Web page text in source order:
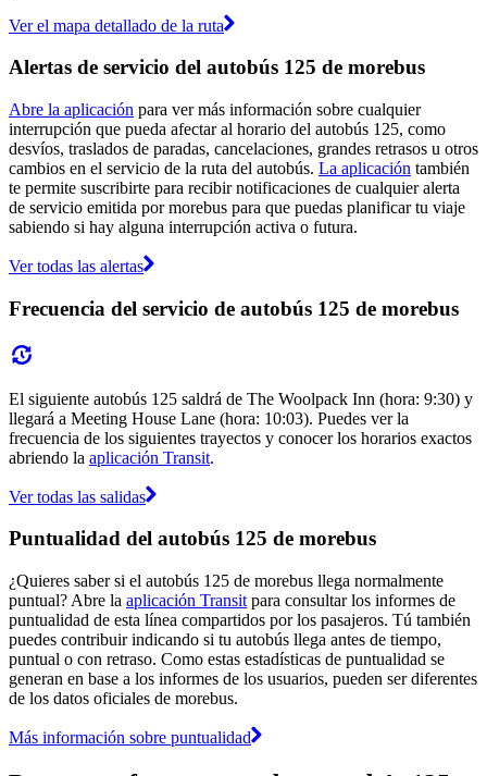
Ver el mapa detallado de la ruta
Alertas de servicio del autobús 125 de morebus
Abre la aplicación para ver más información sobre cualquier
interrupción que pueda afectar al horario del autobús 125, como
desvíos, traslados de paradas, cancelaciones, grandes retrasos u otros
cambios en el servicio de la ruta del autobús. La aplicación también
te permite suscribirte para recibir notificaciones de cualquier alerta
de servicio emitida por morebus para que puedas planificar tu viaje
sabiendo si hay alguna interrupción activa o futura.
Ver todas las alertas
Frecuencia del servicio de autobús 125 de morebus
El siguiente autobús 125 saldrá de The Woolpack Inn (hora: 9:30) y
llegará a Meeting House Lane (hora: 10:03). Puedes ver la
frecuencia de los siguientes trayectos y conocer los horarios exactos
abriendo la aplicación Transit.
Ver todas las salidas
Puntualidad del autobús 125 de morebus
¿Quieres saber si el autobús 125 de morebus llega normalmente
puntual? Abre la aplicación Transit para consultar los informes de
puntualidad de esta línea compartidos por los pasajeros. Tú también
puedes contribuir indicando si tu autobús llega antes de tiempo,
puntual o con retraso. Como estas estadísticas de puntualidad se
generan en base a los informes de los usuarios, pueden ser diferentes
de los datos oficiales de morebus.
Más información sobre puntualidad